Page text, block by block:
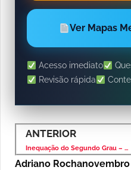
Ver Mapas
Acesso imediato
Revisão rápida
ANTERIOR
Inequação do Segundo Grau – Matemática Correios – Concurso Público
Adriano Rochanovembro